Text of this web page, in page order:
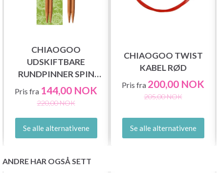
CHIAOGOO
UDSKIFTBARE
RUNDPINNER SPIN
BAMBUS PATINA (10
OG 13 CM)
Pris fra 144,00 NOK
220,00 NOK
Se alle alternativene
CHIAOGOO TWIST
KABEL RØD
Pris fra 200,00 NOK
205,00 NOK
Se alle alternativene
ANDRE HAR OGSÅ SETT